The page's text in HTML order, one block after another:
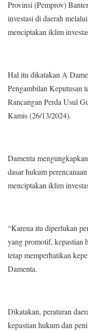
Provinsi (Pemprov)
investasi di daerah
menciptakan iklim
Hal itu dikatakan A
Pengambilan Keputusan
Rancangan Perda Usul
Kamis (26/13/2024).
Damenta
dasar hukum
menciptakan iklim
“Karena itu diperlukan
yang promotif, kepastian
tetap memperhatikan
Damenta.
Dikatakan, peraturan
kepastian hukum dan